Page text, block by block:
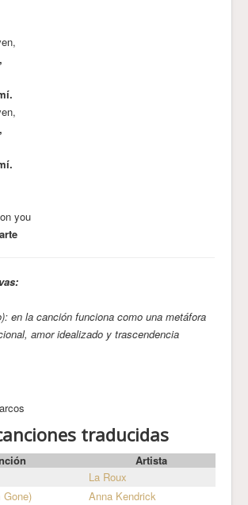
you
en la canción funciona como una metáfora
amor idealizado y trascendencia
traducidas
Artista
La Roux
Gone)
Anna Kendrick